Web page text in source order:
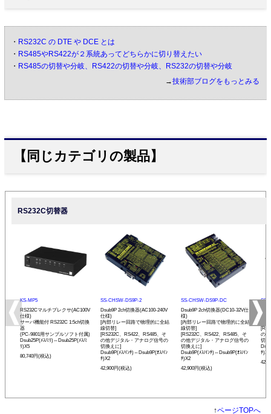
・ RS232C の DTE や DCE とは
・ RS485やRS422が２系統あってどちらかに切り替えたい
・ RS485の切替や分岐、RS422の切替や分岐、RS232の切替や分岐
→技術部ブログをもっとみる
【同じカテゴリの製品】
RS232C切替器
KS-MP5
RS232Cマルチプレクサ(AC100V
仕様)
サーバ機能付 RS232C 1:5ch切換
器
(PC-9801用サンプルソフト付属)
Dsub25P(ﾒｽ/ﾐﾘ)⇔Dsub25P(ﾒｽ/ﾐ
ﾘ)X5
80,740円(税込)
SS-CHSW-DS9P-2
Dsub9P 2ch切換器(AC100-240V
仕様)
[内部リレー回路で物理的に全結
線切替]
[RS232C、RS422、RS485、そ
の他デジタル・アナログ信号の
切換えに]
Dsub9P(ﾒｽ/ｲﾝﾁ)⇔Dsub9P(ｵｽ/ｲﾝ
ﾁ)X2
42,900円(税込)
SS-CHSW-DS9P-DC
Dsub9P 2ch切換器(DC10-32V仕
様)
[内部リレー回路で物理的に全結
線切替]
[RS232C、RS422、RS485、そ
の他デジタル・アナログ信号の
切換えに]
Dsub9P(ﾒｽ/ｲﾝﾁ)⇔Dsub9P(ｵｽ/ｲﾝ
ﾁ)X2
42,900円(税込)
SS-
[内
の
切
ﾁ)X2
↑ページTOPへ